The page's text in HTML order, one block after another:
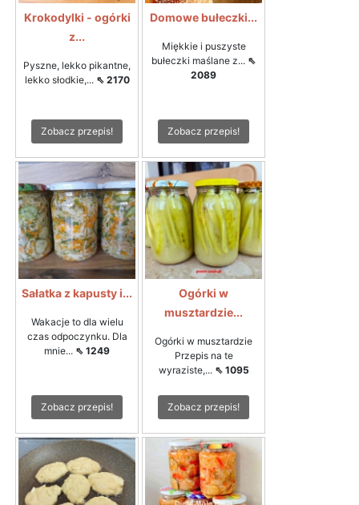
Krokodylki - ogórki
z...
Pyszne, lekko pikantne,
lekko słodkie,... ⇖ 2170
Zobacz przepis!
Domowe bułeczki...
Miękkie i puszyste
bułeczki maślane z... ⇖
2089
Zobacz przepis!
Sałatka z kapusty i...
Wakacje to dla wielu
czas odpoczynku. Dla
mnie... ⇖ 1249
Zobacz przepis!
Ogórki w
musztardzie...
Ogórki w musztardzie
Przepis na te
wyraziste,... ⇖ 1095
Zobacz przepis!